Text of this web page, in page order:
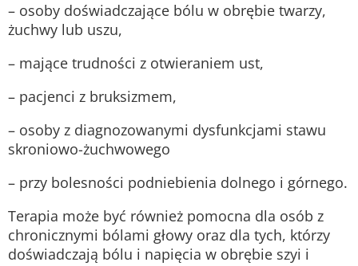
– osoby doświadczające bólu w obrębie twarzy,
żuchwy lub uszu,
– mające trudności z otwieraniem ust,
– pacjenci z bruksizmem,
– osoby z diagnozowanymi dysfunkcjami stawu
skroniowo-żuchwowego
– przy bolesności podniebienia dolnego i górnego.
Terapia może być również pomocna dla osób z
chronicznymi bólami głowy oraz dla tych, którzy
doświadczają bólu i napięcia w obrębie szyi i